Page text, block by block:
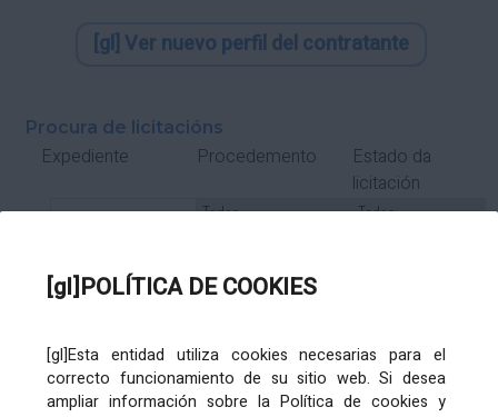
[gl]POLÍTICA DE COOKIES
[gl]Esta entidad utiliza cookies necesarias para el
correcto funcionamiento de su sitio web. Si desea
ampliar información sobre la Política de cookies y
[gl] Ver nuevo perfil del contratante
Procura de licitacións
Expediente Procedemento
Estado da
licitación
Subcontrato Tramitación
Órgano de contratación Título